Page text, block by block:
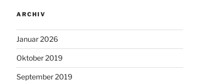
ARCHIV
Januar 2026
Oktober 2019
September 2019